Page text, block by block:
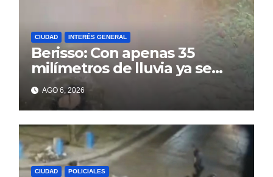
CIUDAD INTERÉS GENERAL
Berisso: Con apenas 35
milímetros de lluvia ya se
sienten los problemas
AGO 6, 2026
CIUDAD POLICIALES